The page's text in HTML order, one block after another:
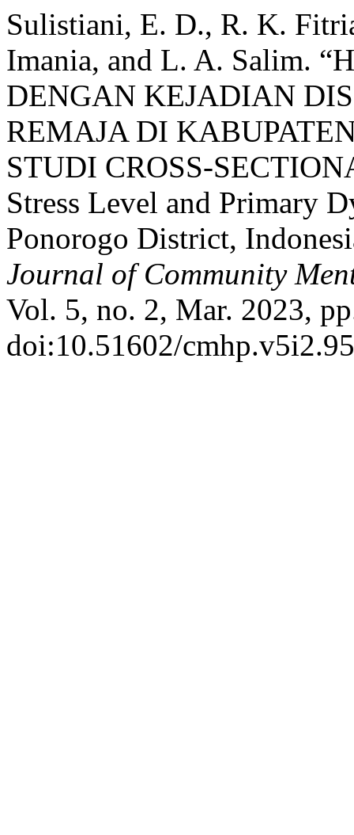
Sulistiani, E. D., R. K.
Imania, and L. A. Salim.
DENGAN KEJADIAN
REMAJA DI
STUDI CROSS-
Stress Level and Primary
Ponorogo District,
Journal of Community
Vol. 5, no. 2, Mar. 2023,
doi:10.51602/